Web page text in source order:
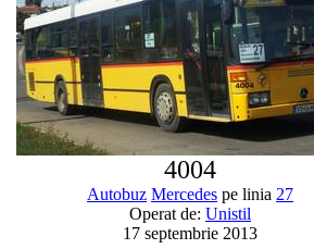
4004
Autobuz Mercedes pe linia 27
Operat de: Unistil
17 septembrie 2013